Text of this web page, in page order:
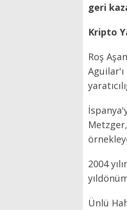
geri
Kripto
Roş
Aguilar'ı
2004
Ünlü